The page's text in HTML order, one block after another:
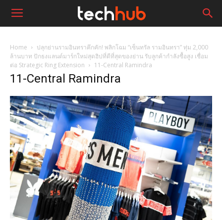
Home
ปลุกย่านรามอินทราคึกคัก! พลิกโฉม “เซ็นทรัล รามอินทรา” ทุ่ม 2,000
ล้านบาท ปักธงแลนด์มาร์กใหม่สุดฮิปที่ดีที่สุดของย่าน รับลูกค้ากำลังซื้อสูง เชื่อม
ต่อ Strategic Ring Extension
11-Central Ramindra
11-Central Ramindra